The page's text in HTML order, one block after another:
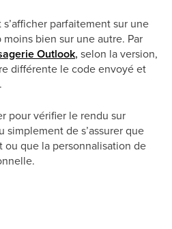
parfaitement sur une
bien sur une autre. Par
Outlook, selon la version,
différente le code envoyé et
pour vérifier le rendu sur
simplement de s’assurer que
que la personnalisation de